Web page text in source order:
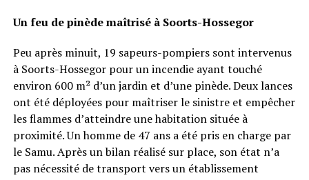
Un feu de pinède maîtrisé à Soorts-Hossegor
Peu après minuit, 19 sapeurs-pompiers sont intervenus
à Soorts-Hossegor pour un incendie ayant touché
environ 600 m² d’un jardin et d’une pinède. Deux lances
ont été déployées pour maîtriser le sinistre et empêcher
les flammes d’atteindre une habitation située à
proximité. Un homme de 47 ans a été pris en charge par
le Samu. Après un bilan réalisé sur place, son état n’a
pas nécessité de transport vers un établissement